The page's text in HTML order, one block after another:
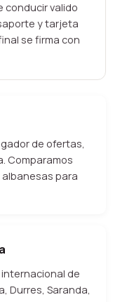
conducir valido
y tarjeta
se firma con
de ofertas,
Comparamos
para
de
Durres, Saranda,